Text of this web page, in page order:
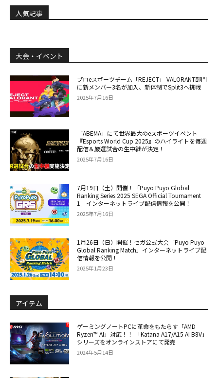
人気記事
大会・イベント
プロeスポーツチーム「REJECT」 VALORANT部門
に新メンバー3名が加入、新体制でSplit3へ挑戦
2025年7月16日
「ABEMA」にて世界最大のeスポーツイベント
『Esports World Cup 2025』のハイライトを毎週
配信＆厳選試合の生中継が決定！
2025年7月16日
7月19日（土）開催！「Puyo Puyo Global
Ranking Series 2025 SEGA Official Tournament
1」インターネットライブ配信情報を公開！
2025年7月16日
1月26日（日）開催！セガ公式大会「Puyo Puyo
Global Ranking Match」インターネットライブ配
信情報を公開！
2025年1月23日
アイテム
ゲーミングノートPCに革命をもたらす「AMD
Ryzen™ AI」対応！！ 「Katana A17/A15 AI B8V」
シリーズをオンラインストアにて発売
2024年5月14日